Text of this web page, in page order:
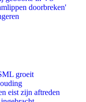
doorbreken'
groeit
eist zijn aftreden